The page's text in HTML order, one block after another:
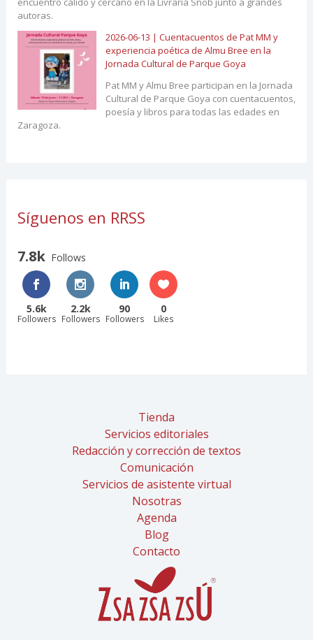
autoras.
2026-06-13 | Cuentacuentos de Pat MM y
experiencia poética de Almu Bree en la
Jornada Cultural de Parque Goya
Pat MM y Almu Bree participan en la Jornada
Cultural de Parque Goya con cuentacuentos,
poesía y libros para todas las edades en
Zaragoza.
Síguenos en RRSS
7.8k Follows
5.6k
Followers
2.2k
Followers
90
Followers
0
Likes
Tienda
Servicios editoriales
Redacción y corrección de textos
Comunicación
Servicios de asistente virtual
Nosotras
Agenda
Blog
Contacto